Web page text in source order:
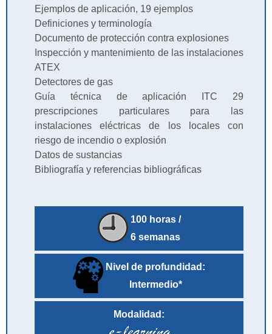
Ejemplos de aplicación, 19 ejemplos
Definiciones y terminología
Documento de protección contra explosiones
Inspección y mantenimiento de las instalaciones
ATEX
Detectores de gas
Guía técnica de aplicación ITC 29
prescripciones particulares para las
instalaciones eléctricas de los locales con
riesgo de incendio o explosión
Datos de sustancias
Bibliografía y referencias bibliográficas
100 horas /
6 semanas
Nivel de profundidad:
Intermedio*
Modalidad: